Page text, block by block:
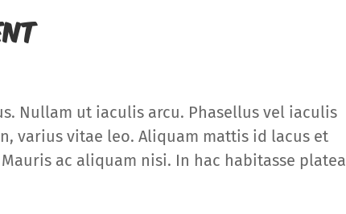
Nullam ut iaculis arcu. Phasellus vel iaculis
varius vitae leo. Aliquam mattis id lacus et
ac aliquam nisi. In hac habitasse platea